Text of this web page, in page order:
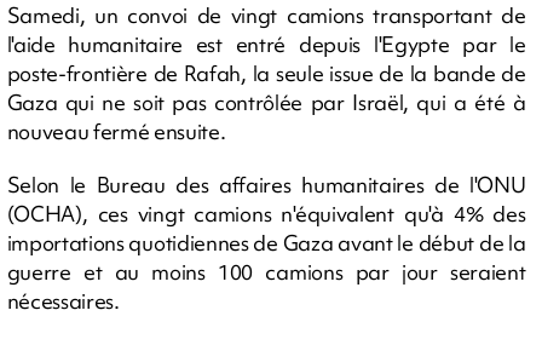
Samedi, un convoi de vingt camions transportant de
l'aide humanitaire est entré depuis l'Egypte par le
poste-frontière de Rafah, la seule issue de la bande de
Gaza qui ne soit pas contrôlée par Israël, qui a été à
nouveau fermé ensuite.
Selon le Bureau des affaires humanitaires de l'ONU
(OCHA), ces vingt camions n'équivalent qu'à 4% des
importations quotidiennes de Gaza avant le début de la
guerre et au moins 100 camions par jour seraient
nécessaires.